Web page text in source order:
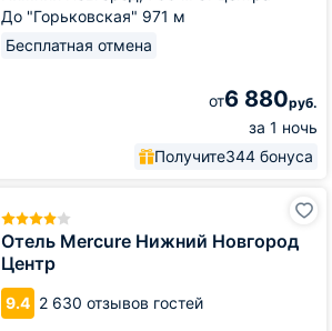
До "Горьковская" 971 м
Бесплатная отмена
от6 880руб.
за 1 ночь
Получите344 бонуса
Отель Mercure Нижний Новгород
Центр
9.4 2 630 отзывов гостей